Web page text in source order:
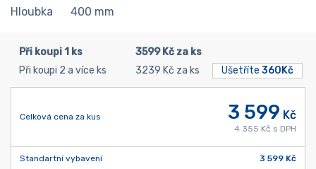
Hloubka
400 mm
Při koupi 1 ks
3599 Kč za ks
Při koupi 2 a více ks
3239 Kč za ks Ušetříte 360Kč
Celková cena za kus 3 599 Kč
4 355 Kč s DPH
Standartní vybavení 3 599 Kč